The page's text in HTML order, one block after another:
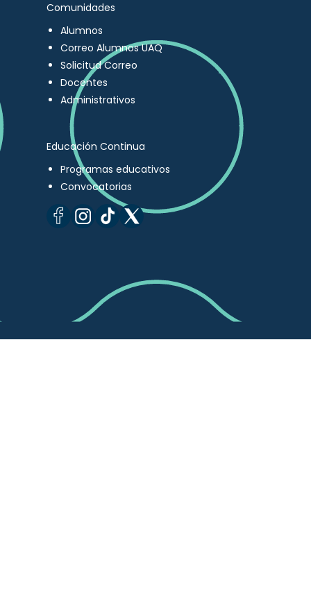
Comunidades
Alumnos
Correo Alumnos UAQ
Solicitud Correo
Docentes
Administrativos
Educación Continua
Programas educativos
Convocatorias